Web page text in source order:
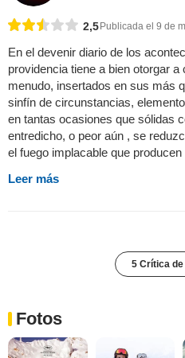
2,5 Publicada el 9 de
En el devenir diario de los
providencia tiene a bien otorgar
menudo, insertados en sus más
sinfín de circunstancias,
en tantas ocasiones que sólidas
entredicho, o peor aún , se
el fuego implacable que
Leer más
5 Crítica
Fotos